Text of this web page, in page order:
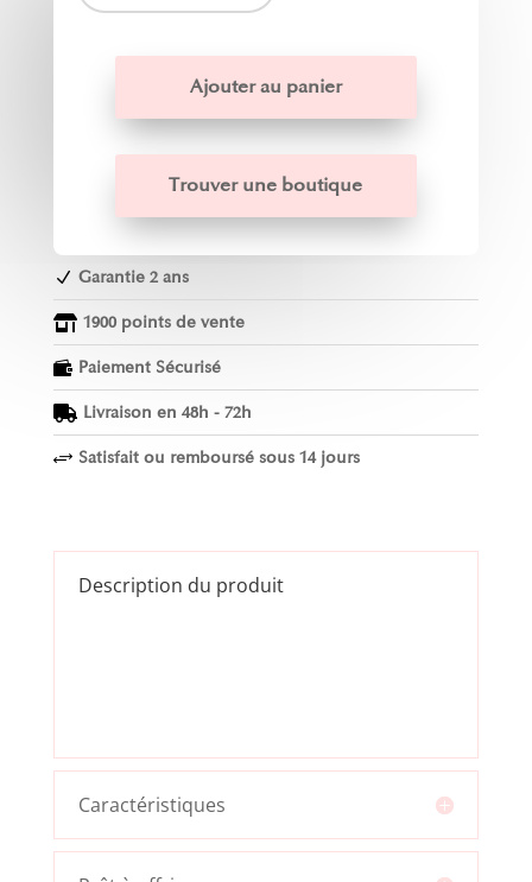
Ajouter au panier
Trouver une boutique
N Garantie 2 ans
 1900 points de vente
 Paiement Sécurisé
 Livraison en 48h - 72h
+ Satisfait ou remboursé sous 14 jours
Description du produit
Caractéristiques